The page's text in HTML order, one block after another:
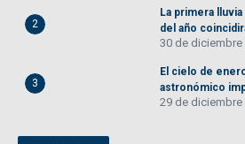
2
La primera
del año
30 de diciembre
3
El cielo de
astronómico
29 de diciembre